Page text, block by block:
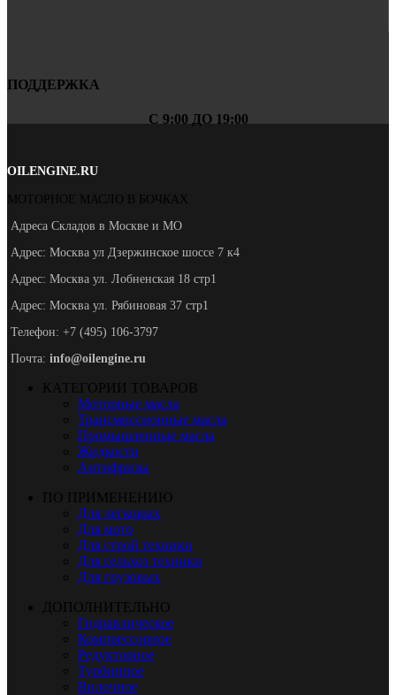
ПОДДЕРЖКА
С 9:00 ДО 19:00
OILENGINE.RU
МОТОРНОЕ МАСЛО В БОЧКАХ
Адреса Складов в Москве и МО
Адрес: Москва ул Дзержинское шоссе 7 к4
Адрес: Москва ул. Лобненская 18 стр1
Адрес: Москва ул. Рябиновая 37 стр1
Телефон: +7 (495) 106-3797
Почта: info@oilengine.ru
КАТЕГОРИИ ТОВАРОВ
Моторные масла
Трансмиссионные масла
Промышленные масла
Жидкости
Антифризы
ПО ПРИМЕНЕНИЮ
Для легковых
Для мото
Для строй техники
Для сельхоз техники
Для грузовых
ДОПОЛНИТЕЛЬНО
Гидравлическое
Компрессорное
Редукторное
Турбинное
Вилочное